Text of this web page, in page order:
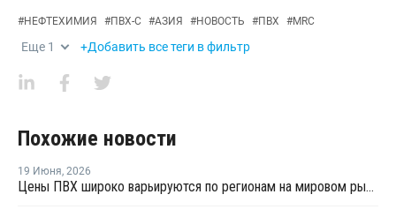
#НЕФТЕХИМИЯ #ПВХ-С #АЗИЯ #НОВОСТЬ #ПВХ #MRC
Еще 1 +Добавить все теги в фильтр
Похожие новости
19 Июня, 2026
Цены ПВХ широко варьируются по регионам на мировом рынке